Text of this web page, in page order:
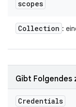
scopes
Collection :
Gibt Folgendes
Credentials